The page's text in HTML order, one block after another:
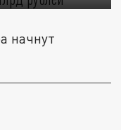
начнут